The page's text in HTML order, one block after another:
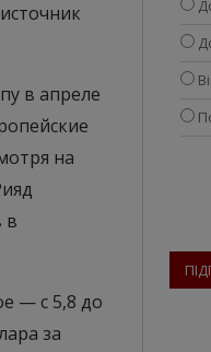
в апреле
на
в
— с 5,8 до
за